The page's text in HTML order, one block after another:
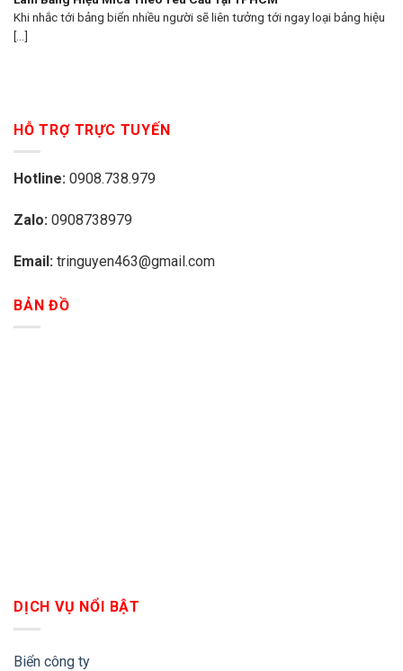
Khi nhắc tới bảng biển nhiều người sẽ liên tưởng tới ngay loại bảng hiệu
[...]
HỖ TRỢ TRỰC TUYẾN
Hotline: 0908.738.979
Zalo: 0908738979
Email: tringuyen463@gmail.com
BẢN ĐỒ
DỊCH VỤ NỔI BẬT
Biển công ty